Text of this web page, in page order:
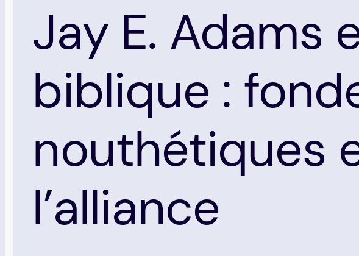
Jay E. Adams
biblique :
nouthétiques
l’alliance